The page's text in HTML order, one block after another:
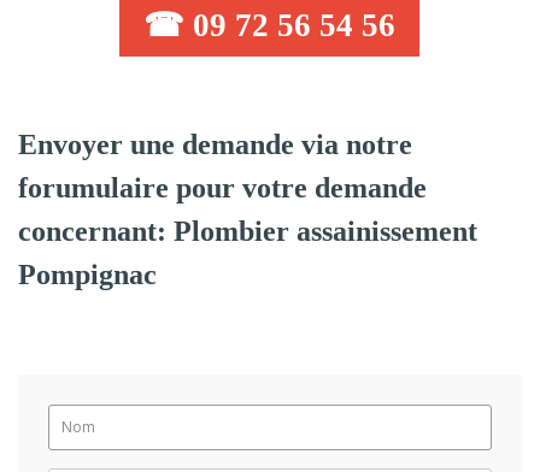
☎ 09 72 56 54 56
Envoyer une demande via notre
forumulaire pour votre demande
concernant: Plombier assainissement
Pompignac